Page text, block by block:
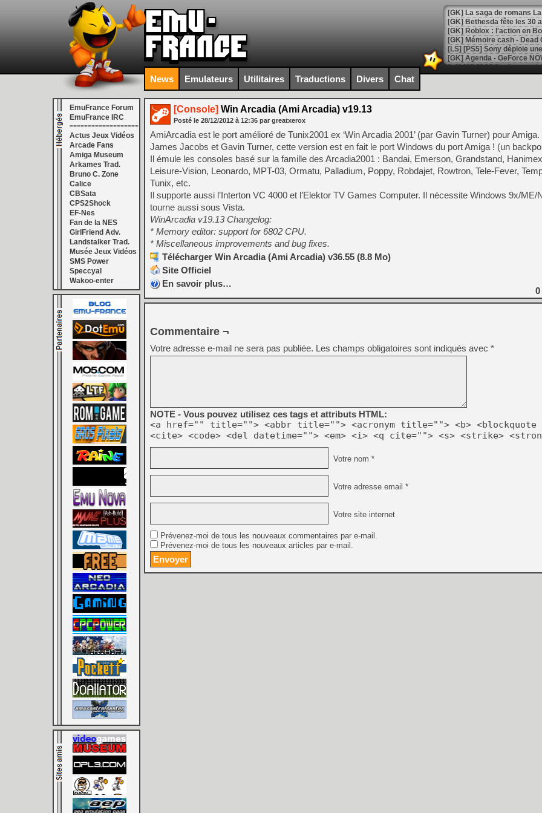
[GK] Bethesda fête les 30
[GK] Roblox : l'action en
[GK] Agenda - GeForce
[GK] Devolver Digital en a
[LS] [PS5] ps5-y2jb-
[GK] Pourquoi Marvel
[GK] Test : Restory : Chill
[GK] GTA 6 : Rockstar
[GK] Hot Wheels Infinite
[GK] Mémoire cash -
[GK] Résultats Nintendo :
[GK] Déjà des
[GK] Minecraft et ses «
[GK] Beast of
[GK] Ubisoft : fin de partie
[GK] Mémoire cash -
[GK] Dan Houser (GTA)
[GK] Comment EA Sports
[GK] Crimson Moon : un
[GK] Isle of Reveries : le
[GK] Moonlighter 2 : The
[GK] Capcom relance
[GK] Le beat'em up The
[GK] Endless Legend 2 :
[LS] [PS5] Le WebKit
[GK] Oubliez Crazy Taxi,
[LS] [Switch] NSZ 5.0.0
News Emulateurs Utilitaires Traductions Divers Chat
EmuFrance Forum
EmuFrance IRC
===================
Actus Jeux Vidéos
Arcade Fans
Amiga Museum
Arkames Trad.
Bruno C. Zone
Calice
CBSata
CPS2Shock
EF-Nes
Fan de la NES
GirlFriend Adv.
Landstalker Trad.
Musée Jeux Vidéos
SMS Power
Speccyal
Wakoo-enter
[Console] Win Arcadia (Ami Arcadia) v19.13
Posté le 28/12/2012 à 12:36 par greatxerox
AmiArcadia est le port amélioré de Tunix2001 ex ‘Win Arcadia 2001’ (par Gavin Turner) pour
James Jacobs et Gavin Turner, cette version est en fait le port Windows du port Amiga ! (un
Il émule les consoles basé sur la famille des Arcadia2001 : Bandai, Emerson, Grandstand,
Leisure-Vision, Leonardo, MPT-03, Ormatu, Palladium, Poppy, Robdajet, Rowtron, Tele-Fever,
Tunix, etc.
Il supporte aussi l’Interton VC 4000 et l’Elektor TV Games Computer. Il nécessite Windows 9x/ME/
tourne aussi sous Vista.
WinArcadia v19.13 Changelog:
* Memory editor: support for 6802 CPU.
* Miscellaneous improvements and bug fixes.
Télécharger Win Arcadia (Ami Arcadia) v36.55 (8.8 Mo)
Site Officiel
En savoir plus…
0
Commentaire ¬
Votre adresse e-mail ne sera pas publiée. Les champs obligatoires sont indiqués avec *
NOTE - Vous pouvez utilisez ces tags et attributs HTML:
<a href="" title=""> <abbr title=""> <acronym title=""> <b> <blockquote
<cite> <code> <del datetime=""> <em> <i> <q cite=""> <s> <strike>
Votre nom *
Votre adresse email *
Votre site internet
Prévenez-moi de tous les nouveaux commentaires par e-mail.
Prévenez-moi de tous les nouveaux articles par e-mail.